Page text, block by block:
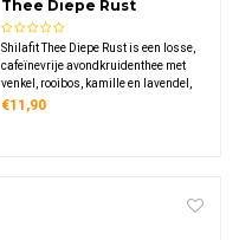
Thee Diepe Rust
Shilafit Thee Diepe Rust is een losse,
cafeïnevrije avondkruidenthee met
venkel, rooibos, kamille en lavendel,
ontwikkeld voor wie zijn dag graag
€11,90